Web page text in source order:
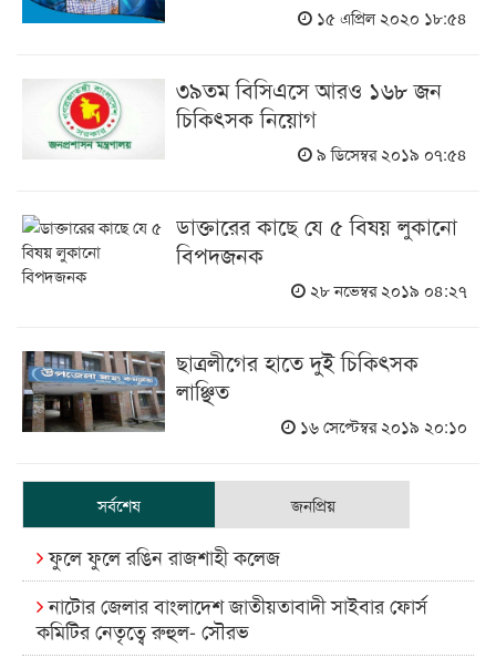
১৫ এপ্রিল ২০২০ ১৮:৫৪
৩৯তম বিসিএসে আরও ১৬৮ জন
চিকিৎসক নিয়োগ
৯ ডিসেম্বর ২০১৯ ০৭:৫৪
ডাক্তারের কাছে যে ৫ বিষয় লুকানো
বিপদজনক
২৮ নভেম্বর ২০১৯ ০৪:২৭
ছাত্রলীগের হাতে দুই চিকিৎসক
লাঞ্ছিত
১৬ সেপ্টেম্বর ২০১৯ ২০:১০
সর্বশেষ জনপ্রিয়
ফুলে ফুলে রঙিন রাজশাহী কলেজ
নাটোর জেলার বাংলাদেশ জাতীয়তাবাদী সাইবার ফোর্স
কমিটির নেতৃত্বে রুহুল- সৌরভ